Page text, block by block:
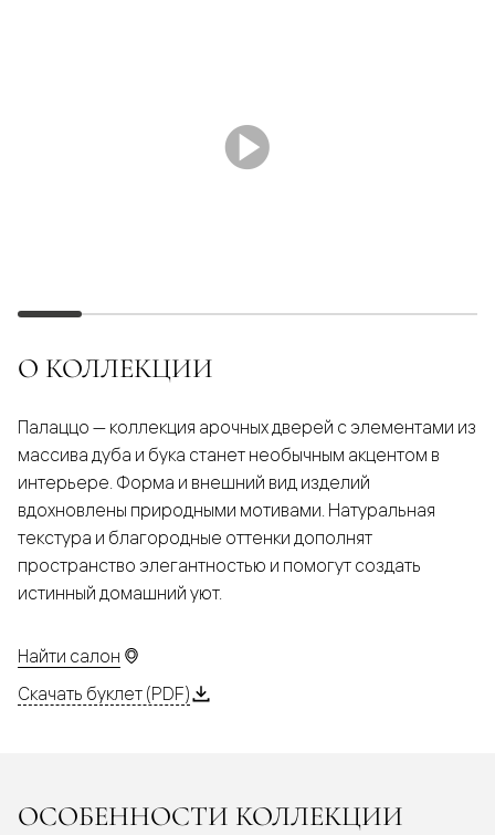
О КОЛЛЕКЦИИ
Палаццо — коллекция арочных дверей с элементами из
массива дуба и бука станет необычным акцентом в
интерьере. Форма и внешний вид изделий
вдохновлены природными мотивами. Натуральная
текстура и благородные оттенки дополнят
пространство элегантностью и помогут создать
истинный домашний уют.
Найти салон
Скачать буклет (PDF)
ОСОБЕННОСТИ КОЛЛЕКЦИИ